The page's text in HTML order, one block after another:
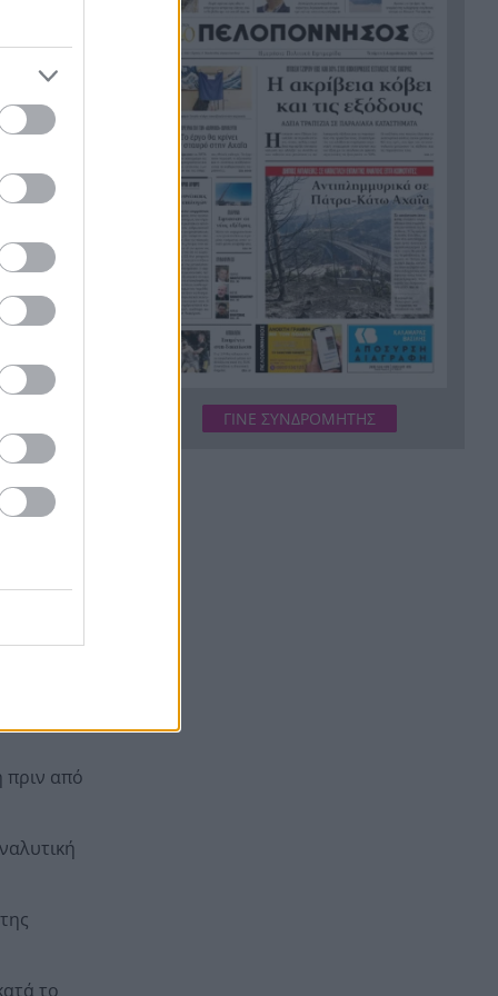
να
τους
και
οι
πριν από
το
αρνήθηκε να δώσει κατάθεση
10:10 Οι σημερινές προβλέψεις για
όλα τα ζώδια
10:05 Ληστεία, ναρκωτικά και βία
κατά υπαλλήλων, πλούσιο το
Αστυνομικό Δελτίο
Που θα δείτε την πρώτη μάχη
του Παναθηναϊκού με την
ΤΣΣΚΑ 1948
Τρεις νεκροί και 3.757
επικίνδυνες παραβάσεις στους
δρόμους της Δυτικής Ελλάδας
ΓΙΝΕ ΣΥΝΔΡΟΜΗΤΗΣ